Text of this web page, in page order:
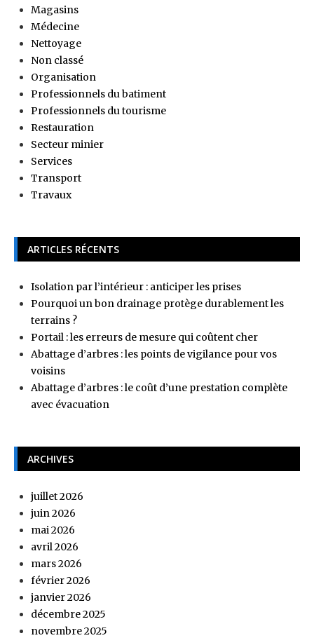
Magasins
Médecine
Nettoyage
Non classé
Organisation
Professionnels du batiment
Professionnels du tourisme
Restauration
Secteur minier
Services
Transport
Travaux
ARTICLES RÉCENTS
Isolation par l’intérieur : anticiper les prises
Pourquoi un bon drainage protège durablement les
terrains ?
Portail : les erreurs de mesure qui coûtent cher
Abattage d’arbres : les points de vigilance pour vos
voisins
Abattage d’arbres : le coût d’une prestation complète
avec évacuation
ARCHIVES
juillet 2026
juin 2026
mai 2026
avril 2026
mars 2026
février 2026
janvier 2026
décembre 2025
novembre 2025